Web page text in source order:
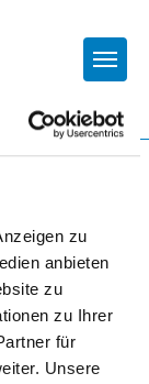
zu
anbieten
zu
zu Ihrer
für
Unsere